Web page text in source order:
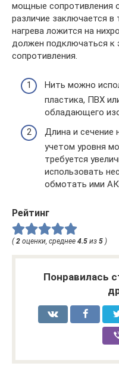
мощные сопротивления
различие заключается
нагрева ложится на
должен подключаться к
сопротивления.
Нить можно
пластика, ПВХ
обладающего
Длина и сечение
учетом уровня
требуется
использовать
обмотать ими
Рейтинг
( 2 оценки, среднее 4.5 из 5 )
Понравилась